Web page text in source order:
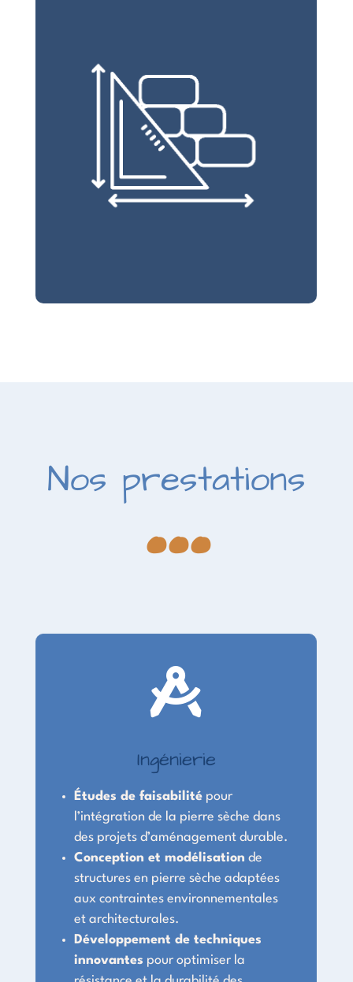
Nos prestations
...

Ingénierie
Études de faisabilitépour
l’intégration de la pierre sèche dans
des projets d’aménagement durable.
Conception et modélisation de
structures en pierre sèche adaptées
aux contraintes environnementales
et architecturales.
Développement de techniques
innovantes pour optimiser la